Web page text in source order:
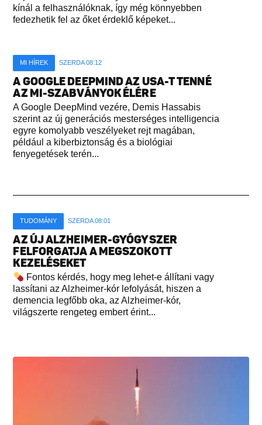
kínál a felhasználóknak, így még könnyebben
fedezhetik fel az őket érdeklő képeket...
MI HÍREK SZERDA 08:12
A GOOGLE DEEPMIND AZ USA-T TENNÉ
AZ MI-SZABVÁNYOK ÉLÉRE
A Google DeepMind vezére, Demis Hassabis
szerint az új generációs mesterséges intelligencia
egyre komolyabb veszélyeket rejt magában,
például a kiberbiztonság és a biológiai
fenyegetések terén...
TUDOMÁNY SZERDA 08:01
AZ ÚJ ALZHEIMER-GYÓGYSZER
FELFORGATJA A MEGSZOKOTT
KEZELÉSEKET
Fontos kérdés, hogy meg lehet-e állítani vagy
lassítani az Alzheimer-kór lefolyását, hiszen a
demencia legfőbb oka, az Alzheimer-kór,
világszerte rengeteg embert érint...